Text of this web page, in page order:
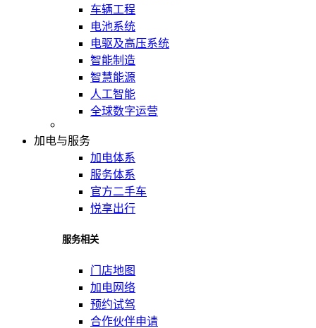
车辆工程
电池系统
电驱及高压系统
智能制造
智慧能源
人工智能
全球数字运营
加电与服务
加电体系
服务体系
官方二手车
悦享出行
服务相关
门店地图
加电网络
预约试驾
合作伙伴申请